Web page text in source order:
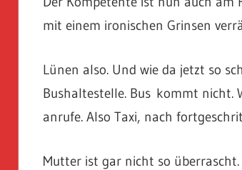
mit einem ironischen Grinsen
Lünen also. Und wie da jetzt so
Bushaltestelle. Bus kommt nicht.
anrufe. Also Taxi, nach
Mutter ist gar nicht so